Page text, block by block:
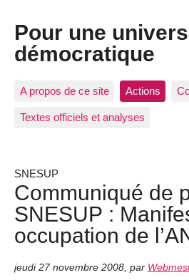
Pour une
démocratique
A propos de ce site Actions
Textes officiels et analyses
SNESUP
Communiqué de
SNESUP :
occupation de
jeudi 27 novembre 2008 par